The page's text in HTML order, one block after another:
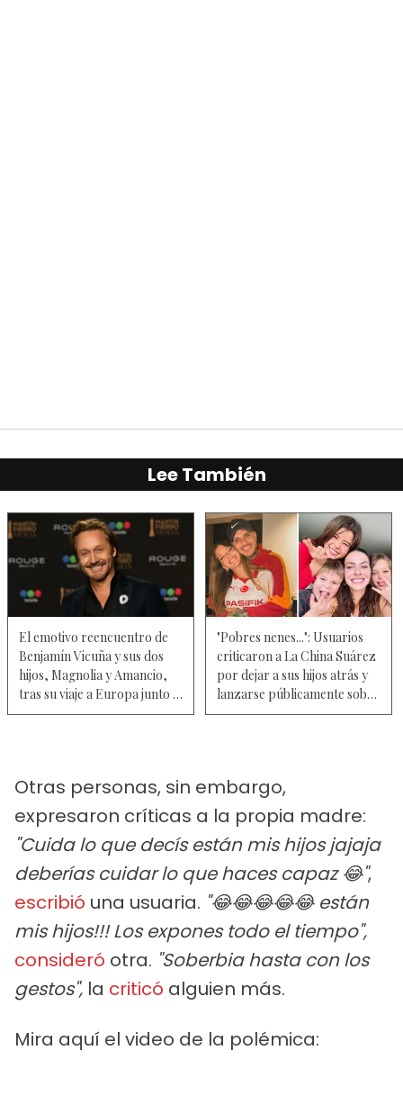
Lee También
El emotivo reencuentro de
Benjamín Vicuña y sus dos
hijos, Magnolia y Amancio,
tras su viaje a Europa junto a
la China Suárez — Fotos
"Pobres nenes...": Usuarios
criticaron a La China Suárez
por dejar a sus hijos atrás y
lanzarse públicamente sobre
Mauro Icardi – Video
Otras personas, sin embargo,
expresaron críticas a la propia madre:
"Cuida lo que decís están mis hijos jajaja
deberías cuidar lo que haces capaz 😂",
escribió una usuaria. "😂😂😂😂😂 están
mis hijos!!! Los expones todo el tiempo",
consideró otra. "Soberbia hasta con los
gestos", la criticó alguien más.
Mira aquí el video de la polémica: